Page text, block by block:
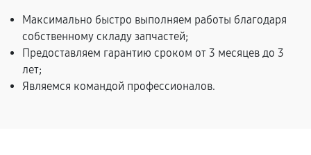
Максимально быстро выполняем работы благодаря
собственному складу запчастей;
Предоставляем гарантию сроком от 3 месяцев до 3
лет;
Являемся командой профессионалов.